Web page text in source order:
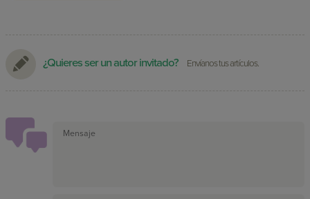
¿Quieres ser un autor invitado? Envíanos tus artículos.